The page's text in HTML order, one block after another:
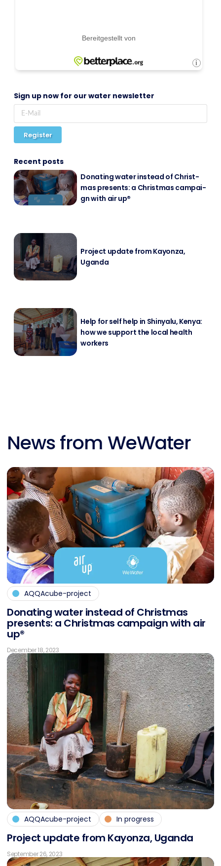
Sign up now for our water newsletter
Register
Recent posts
Do­na­ting wa­ter in­s­tead of Christ­
mas pres­ents: a Christ­mas cam­pai­
gn with air up®
Pro­ject up­date from Kayon­za,
Ugan­da
Help for self help in Shin­ya­lu, Ke­nya:
how we sup­port the lo­cal health
workers
News from WeWater
AQQAcube-project
Do­na­ting wa­ter in­s­tead of Christ­mas
pres­ents: a Christ­mas cam­pai­gn with air
up®
December 18, 2023
AQQAcube-project In progress
Pro­ject up­date from Kayon­za, Ugan­da
September 26, 2023